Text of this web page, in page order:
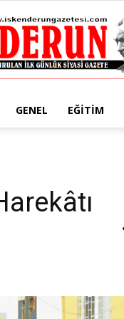
GENEL EĞITIM